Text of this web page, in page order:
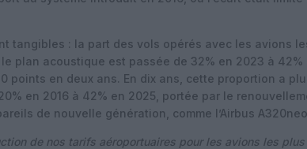
tangibles : la part des vols opérés avec les avions
plan acoustique est passée de 32% en 2023 à 42%
points en deux ans. En dix ans, cette proportion a
en 2016 à 42% en 2025, portée par le
de nouvelle génération, comme l’Airbus
de nos tarifs aéroportuaires pour les avions les